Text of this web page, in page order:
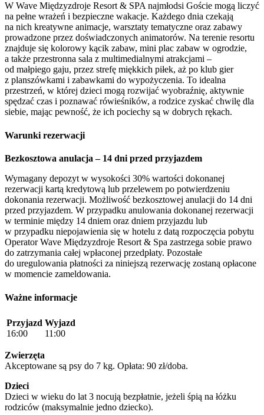
W Wave Międzyzdroje Resort & SPA najmłodsi Goście mogą liczyć
na pełne wrażeń i bezpieczne wakacje. Każdego dnia czekają
na nich kreatywne animacje, warsztaty tematyczne oraz zabawy
prowadzone przez doświadczonych animatorów. Na terenie resortu
znajduje się kolorowy kącik zabaw, mini plac zabaw w ogrodzie,
a także przestronna sala z multimedialnymi atrakcjami –
od małpiego gaju, przez strefę miękkich piłek, aż po klub gier
z planszówkami i zabawkami do wypożyczenia. To idealna
przestrzeń, w której dzieci mogą rozwijać wyobraźnię, aktywnie
spędzać czas i poznawać rówieśników, a rodzice zyskać chwilę dla
siebie, mając pewność, że ich pociechy są w dobrych rękach.
Warunki rezerwacji
Bezkosztowa anulacja – 14 dni przed przyjazdem
Wymagany depozyt w wysokości 30% wartości dokonanej
rezerwacji kartą kredytową lub przelewem po potwierdzeniu
dokonania rezerwacji. Możliwość bezkosztowej anulacji do 14 dni
przed przyjazdem. W przypadku anulowania dokonanej rezerwacji
w terminie między 14 dniem oraz dniem przyjazdu lub
w przypadku niepojawienia się w hotelu z datą rozpoczęcia pobytu
Operator Wave Międzyzdroje Resort & Spa zastrzega sobie prawo
do zatrzymania całej wpłaconej przedpłaty. Pozostałe
do uregulowania płatności za niniejszą rezerwację zostaną opłacone
w momencie zameldowania.
Ważne informacje
Przyjazd
16:00
Wyjazd
11:00
Zwierzęta
Akceptowane są psy do 7 kg. Opłata: 90 zł/doba.
Dzieci
Dzieci w wieku do lat 3 nocują bezpłatnie, jeżeli śpią na łóżku
rodziców (maksymalnie jedno dziecko).